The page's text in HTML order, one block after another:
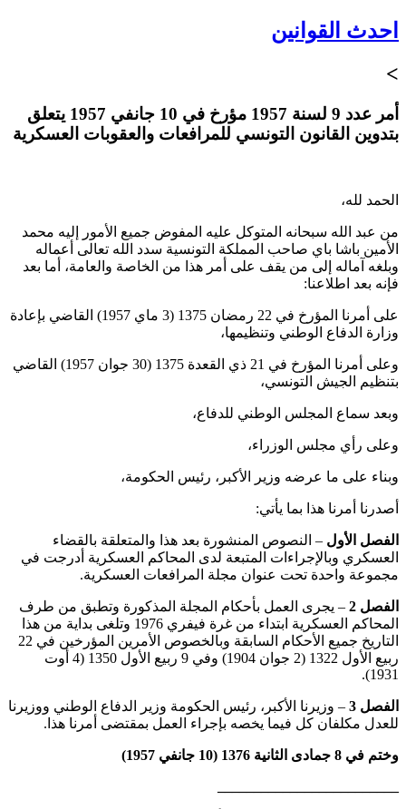
احدث القوانين
>
أمر عدد 9 لسنة 1957 مؤرخ في 10 جانفي 1957 يتعلق
بتدوين القانون التونسي للمرافعات والعقوبات العسكرية
الحمد لله،
من عبد الله سبحانه المتوكل عليه المفوض جميع الأمور إليه محمد
الأمين باشا باي صاحب المملكة التونسية سدد الله تعالى أعماله
وبلغه آماله إلى من يقف على أمر هذا من الخاصة والعامة، أما بعد
فإنه بعد اطلاعنا:
على أمرنا المؤرخ في 22 رمضان 1375 (3 ماي 1957) القاضي بإعادة
وزارة الدفاع الوطني وتنظيمها،
وعلى أمرنا المؤرخ في 21 ذي القعدة 1375 (30 جوان 1957) القاضي
بتنظيم الجيش التونسي،
وبعد سماع المجلس الوطني للدفاع،
وعلى رأي مجلس الوزراء،
وبناء على ما عرضه وزير الأكبر، رئيس الحكومة،
أصدرنا أمرنا هذا بما يأتي:
الفصل الأول – النصوص المنشورة بعد هذا والمتعلقة بالقضاء
العسكري وبالإجراءات المتبعة لدى المحاكم العسكرية أدرجت في
مجموعة واحدة تحت عنوان مجلة المرافعات العسكرية.
الفصل 2
– يجرى العمل بأحكام المجلة المذكورة وتطبق من طرف
المحاكم العسكرية ابتداء من غرة فيفري 1976 وتلغى بداية من هذا
التاريخ جميع الأحكام السابقة وبالخصوص الأمرين المؤرخين في 22
ربيع الأول 1322 (2 جوان 1904) وفي 9 ربيع الأول 1350 (4 أوت
1931).
الفصل 3
– وزيرنا الأكبر، رئيس الحكومة وزير الدفاع الوطني ووزيرنا
للعدل مكلفان كل فيما يخصه بإجراء العمل بمقتضى أمرنا هذا.
وختم في 8 جمادى الثانية 1376 (10 جانفي 1957)